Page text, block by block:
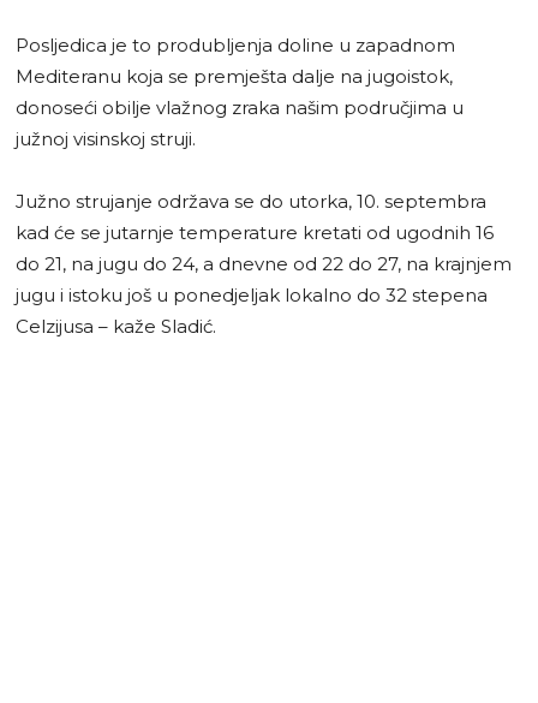
Posljedica je to produbljenja doline u zapadnom
Mediteranu koja se premješta dalje na jugoistok,
donoseći obilje vlažnog zraka našim područjima u
južnoj visinskoj struji.
Južno strujanje održava se do utorka, 10. septembra
kad će se jutarnje temperature kretati od ugodnih 16
do 21, na jugu do 24, a dnevne od 22 do 27, na krajnjem
jugu i istoku još u ponedjeljak lokalno do 32 stepena
Celzijusa – kaže Sladić.